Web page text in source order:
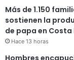
Más de 1.150
sostienen la
de papa en Costa
Hace 13 horas
Hombres